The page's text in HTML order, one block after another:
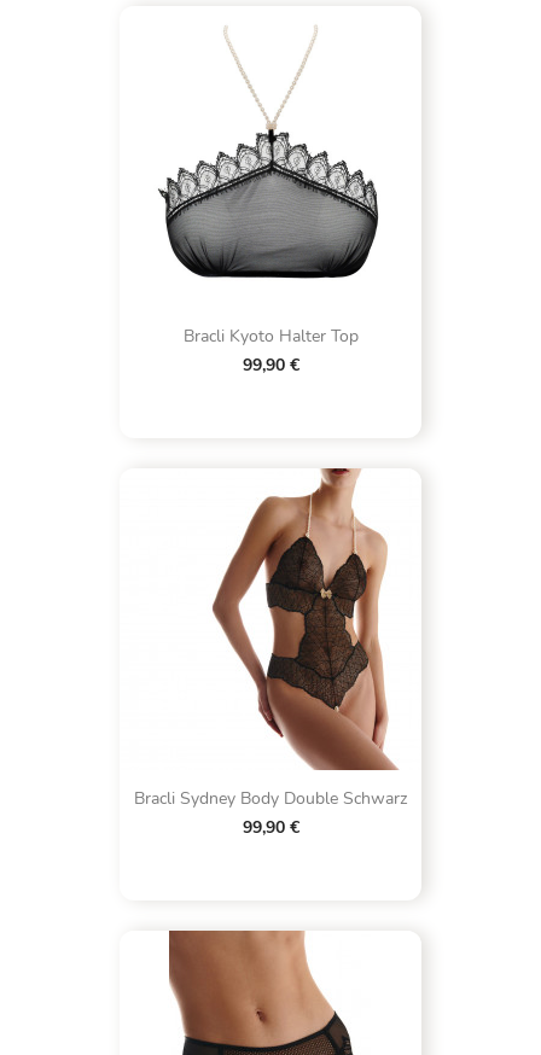
Bracli Kyoto Halter Top
99,90 €
Bracli Sydney Body Double Schwarz
99,90 €